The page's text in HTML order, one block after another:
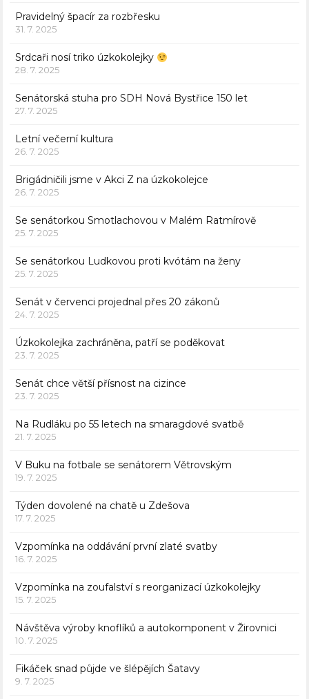
Pravidelný špacír za rozbřesku
31. 7. 2025
Srdcaři nosí triko úzkokolejky
28. 7. 2025
Senátorská stuha pro SDH Nová Bystřice 150 let
27. 7. 2025
Letní večerní kultura
26. 7. 2025
Brigádničili jsme v Akci Z na úzkokolejce
26. 7. 2025
Se senátorkou Smotlachovou v Malém Ratmírově
25. 7. 2025
Se senátorkou Ludkovou proti kvótám na ženy
25. 7. 2025
Senát v červenci projednal přes 20 zákonů
24. 7. 2025
Úzkokolejka zachráněna, patří se poděkovat
23. 7. 2025
Senát chce větší přísnost na cizince
23. 7. 2025
Na Rudláku po 55 letech na smaragdové svatbě
21. 7. 2025
V Buku na fotbale se senátorem Větrovským
19. 7. 2025
Týden dovolené na chatě u Zdešova
17. 7. 2025
Vzpomínka na oddávání první zlaté svatby
16. 7. 2025
Vzpomínka na zoufalství s reorganizací úzkokolejky
15. 7. 2025
Návštěva výroby knoflíků a autokomponent v Žirovnici
10. 7. 2025
Fikáček snad půjde ve šlépějích Šatavy
9. 7. 2025